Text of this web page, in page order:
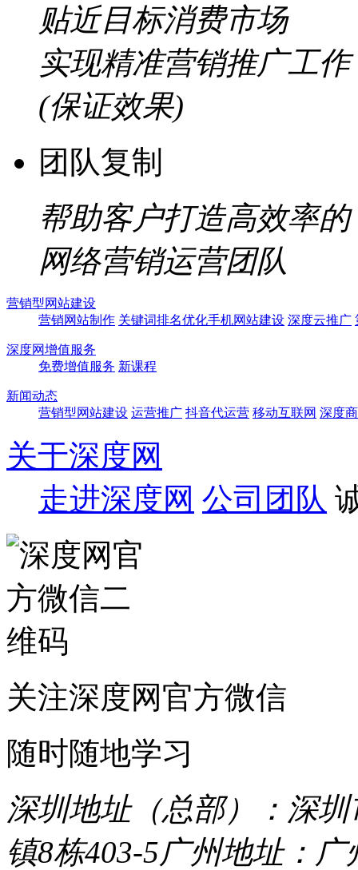
贴近目标消费市场
实现精准营销推广工作
(保证效果)
团队复制
帮助客户打造高效率的
网络营销运营团队
营销型网站建设
营销网站制作 关键词排名优化手机网站建设 深度云推广
深度网增值服务
免费增值服务 新课程
新闻动态
营销型网站建设 运营推广 抖音代运营 移动互联网 深度
关于深度网
走进深度网 公司团队
关注深度网官方微信
随时随地学习
深圳地址（总部）：深
镇8栋403-5广州地址：